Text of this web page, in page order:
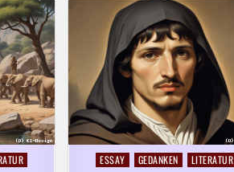
Posted
ESSAY GEDANKEN LITERATUR